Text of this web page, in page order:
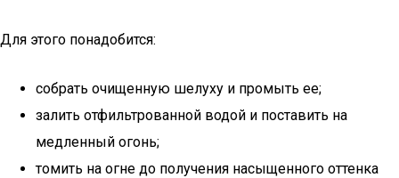
Для этого понадобится:
собрать очищенную шелуху и промыть ее;
залить отфильтрованной водой и поставить на
медленный огонь;
томить на огне до получения насыщенного оттенка